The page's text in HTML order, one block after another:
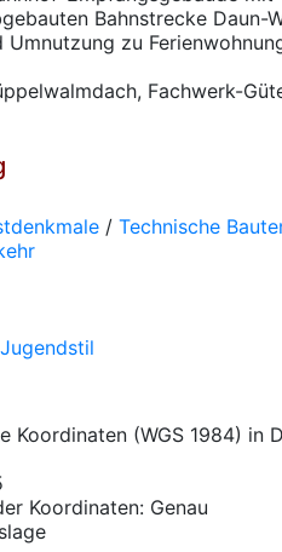
Bahnstrecke Daun-
Umnutzung zu
Fachwerk-
/ Technische
Koordinaten (WGS 1984) in
Koordinaten: Genau